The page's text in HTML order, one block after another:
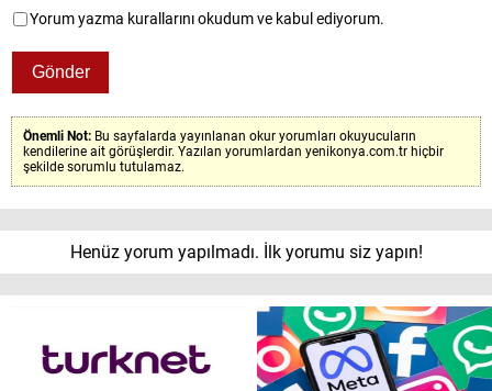
Yorum yazma kurallarını okudum ve kabul ediyorum.
Önemli Not: Bu sayfalarda yayınlanan okur yorumları okuyucuların
kendilerine ait görüşlerdir. Yazılan yorumlardan yenikonya.com.tr hiçbir
şekilde sorumlu tutulamaz.
Henüz yorum yapılmadı. İlk yorumu siz yapın!